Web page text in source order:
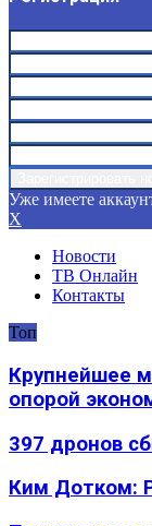
Уже имеете
X
Новости
ТВ Онлайн
Контакты
Топ
Крупнейшее
опорой
397 дронов
Ким Дотком: